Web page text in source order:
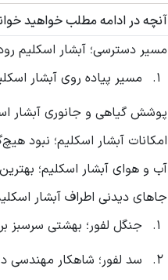
آنچه در ادامه مطلب خواهید
مسیر دسترسی؛ آبشار اسکلیم
مسیر پیاده روی آبشار
پوشش گیاهی و جانوری آبشار
امکانات آبشار اسکلیم؛ نبود
آب و هوای آبشار اسکلیم؛
جاهای دیدنی اطراف آبشار
جنگل لفور؛ بهشتی سرسبز
سد لفور؛ شاهکار مهندسی